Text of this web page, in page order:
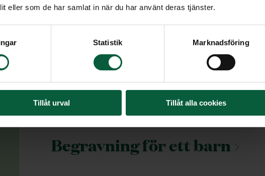
eller som de har samlat in när du har använt deras tjänster.
Statistik Marknadsföring
Tillåt urval Tillåt alla cookies
Begravning för ettbarn